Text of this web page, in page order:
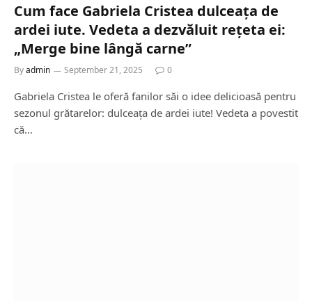
Cum face Gabriela Cristea dulceața de
ardei iute. Vedeta a dezvăluit rețeta ei:
„Merge bine lângă carne”
Byadmin September 21, 2025 0
Gabriela Cristea le oferă fanilor săi o idee delicioasă pentru
sezonul grătarelor: dulceața de ardei iute! Vedeta a povestit
că…